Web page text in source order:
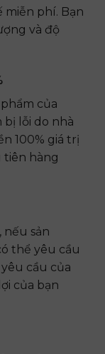
miễn phí. Bạn
và độ
của
bị lỗi do nhà
100% giá trị
tiên hàng
nếu sản
thể yêu cầu
cầu của
của bạn